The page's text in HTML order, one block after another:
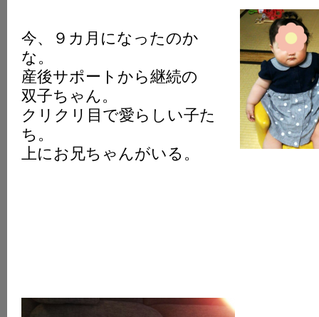
今、９カ月になったのか
な。
産後サポートから継続の
双子ちゃん。
クリクリ目で愛らしい子た
ち。
上にお兄ちゃんがいる。